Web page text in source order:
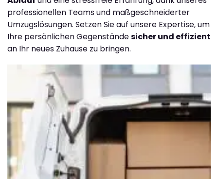
professionellen Teams und maßgeschneiderter
Umzugslösungen. Setzen Sie auf unsere Expertise, um
Ihre persönlichen Gegenständesicher und effizient
an Ihr neues Zuhause zu bringen.